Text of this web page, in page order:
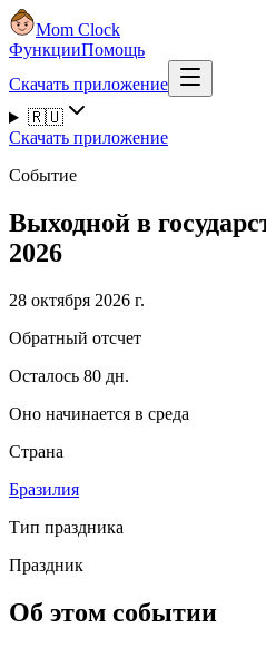
Mom Clock
ФункцииПомощь
Скачать приложение
🇷🇺
Скачать приложение
Событие
Выходной в
2026
28 октября 2026 г.
Обратный отсчет
Осталось 80 дн.
Оно начинается в среда
Страна
Бразилия
Тип праздника
Праздник
Об этом событии